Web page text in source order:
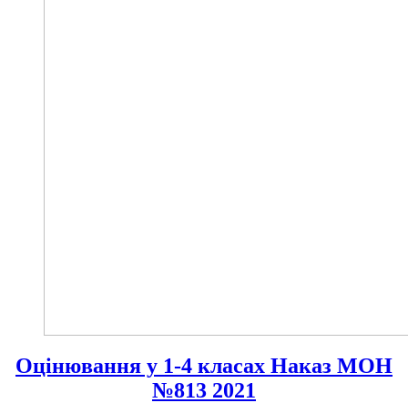
Оцінювання у 1-4 класах Наказ МОН
№813 2021